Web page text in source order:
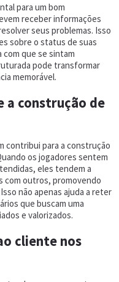
para um bom
receber informações
seus problemas. Isso
sobre o status de suas
que se sintam
pode transformar
memorável.
a construção de
contribui para a construção
os jogadores sentem
eles tendem a
com outros, promovendo
não apenas ajuda a reter
que buscam uma
e valorizados.
cliente nos